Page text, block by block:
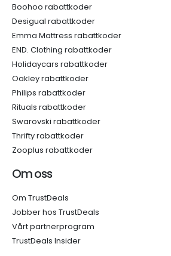
Boohoo rabattkoder
Desigual rabattkoder
Emma Mattress rabattkoder
END. Clothing rabattkoder
Holidaycars rabattkoder
Oakley rabattkoder
Philips rabattkoder
Rituals rabattkoder
Swarovski rabattkoder
Thrifty rabattkoder
Zooplus rabattkoder
Om oss
Om TrustDeals
Jobber hos TrustDeals
Vårt partnerprogram
TrustDeals Insider